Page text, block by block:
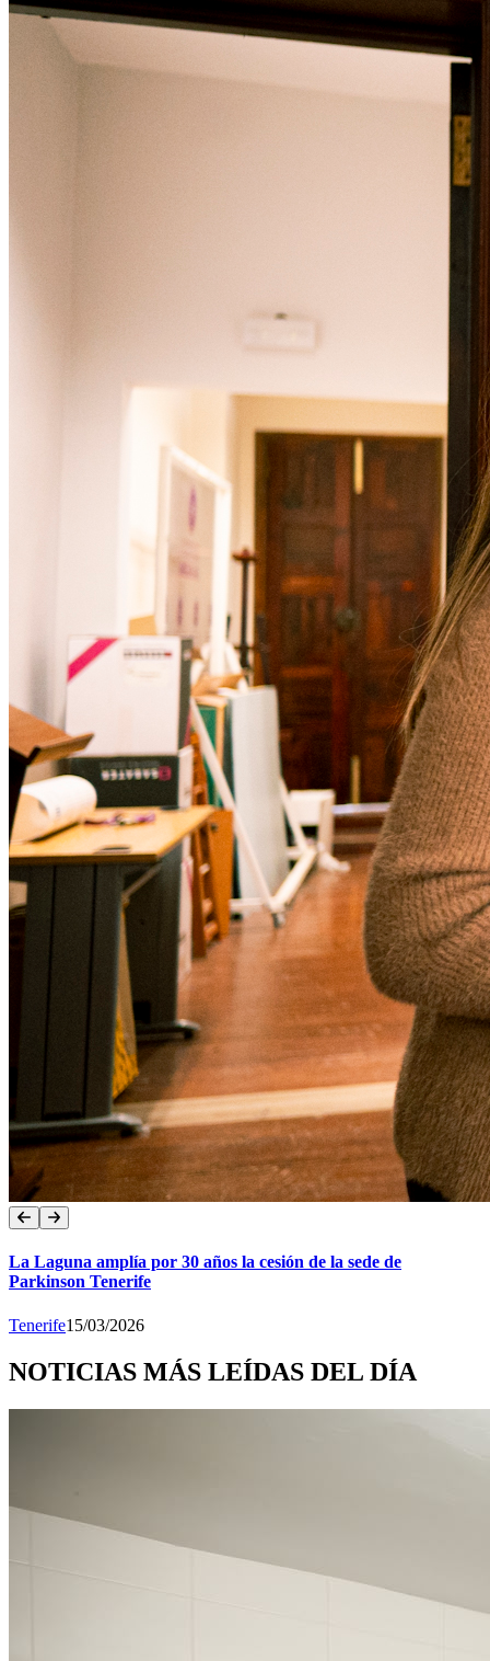
La Laguna amplía por 30 años la cesión de la sede de
Parkinson Tenerife
Tenerife15/03/2026
NOTICIAS MÁS LEÍDAS DEL DÍA